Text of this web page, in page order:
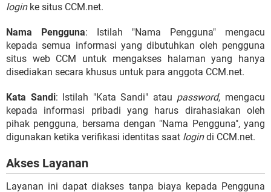
loginke situs CCM.net.
Nama Pengguna: Istilah "Nama Pengguna" mengacu
kepada semua informasi yang dibutuhkan oleh pengguna
situs web CCM untuk mengakses halaman yang hanya
disediakan secara khusus untuk para anggota CCM.net.
Kata Sandi: Istilah "Kata Sandi" atau password, mengacu
kepada informasi pribadi yang harus dirahasiakan oleh
pihak pengguna, bersama dengan "Nama Pengguna", yang
digunakan ketika verifikasi identitas saat logindi CCM.net.
Akses Layanan
Layanan ini dapat diakses tanpa biaya kepada Pengguna